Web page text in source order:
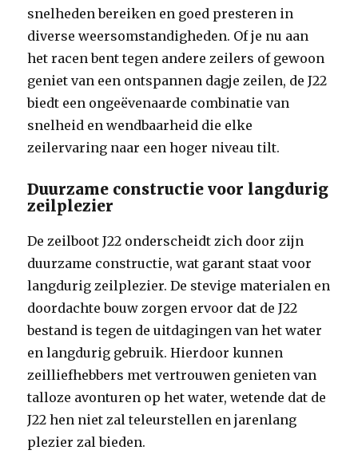
snelheden bereiken en goed presteren in
diverse weersomstandigheden. Of je nu aan
het racen bent tegen andere zeilers of gewoon
geniet van een ontspannen dagje zeilen, de J22
biedt een ongeëvenaarde combinatie van
snelheid en wendbaarheid die elke
zeilervaring naar een hoger niveau tilt.
Duurzame constructie voor langdurig
zeilplezier
De zeilboot J22 onderscheidt zich door zijn
duurzame constructie, wat garant staat voor
langdurig zeilplezier. De stevige materialen en
doordachte bouw zorgen ervoor dat de J22
bestand is tegen de uitdagingen van het water
en langdurig gebruik. Hierdoor kunnen
zeilliefhebbers met vertrouwen genieten van
talloze avonturen op het water, wetende dat de
J22 hen niet zal teleurstellen en jarenlang
plezier zal bieden.